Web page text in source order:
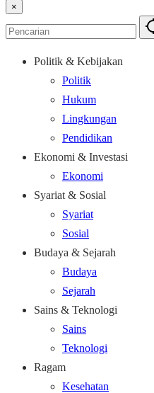
×
Politik & Kebijakan
Politik
Hukum
Lingkungan
Pendidikan
Ekonomi & Investasi
Ekonomi
Syariat & Sosial
Syariat
Sosial
Budaya & Sejarah
Budaya
Sejarah
Sains & Teknologi
Sains
Teknologi
Ragam
Kesehatan